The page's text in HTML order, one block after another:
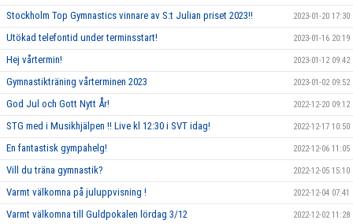
Stockholm Top Gymnastics vinnare av S:t Julian priset 2023!! 2023-01-20 17:30
Utökad telefontid under terminsstart! 2023-01-16 20:19
Hej vårtermin! 2023-01-12 09:42
Gymnastikträning vårterminen 2023 2023-01-02 09:52
God Jul och Gott Nytt År! 2022-12-20 09:12
STG med i Musikhjälpen !! Live kl 12:30 i SVT idag! 2022-12-17 10:50
En fantastisk gympahelg! 2022-12-06 11:05
Vill du träna gymnastik? 2022-12-05 15:10
Varmt välkomna på juluppvisning ! 2022-12-04 07:41
Varmt välkomna till Guldpokalen lördag 3/12 2022-12-02 11:28